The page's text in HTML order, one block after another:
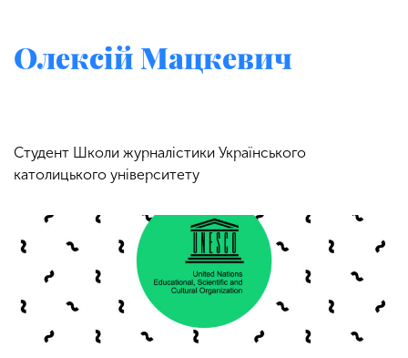
Олексій Мацкевич
Студент Школи журналістики Українського
католицького університету